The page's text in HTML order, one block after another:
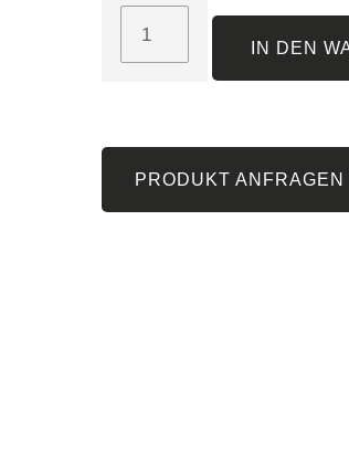
IN DEN
PRODUKT ANFRAGEN